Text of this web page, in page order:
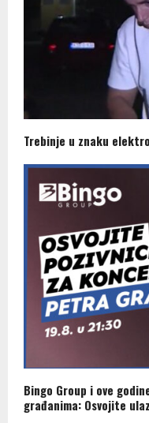
Trebinje u znaku
Bingo Group i ove
građanima: Osvojite